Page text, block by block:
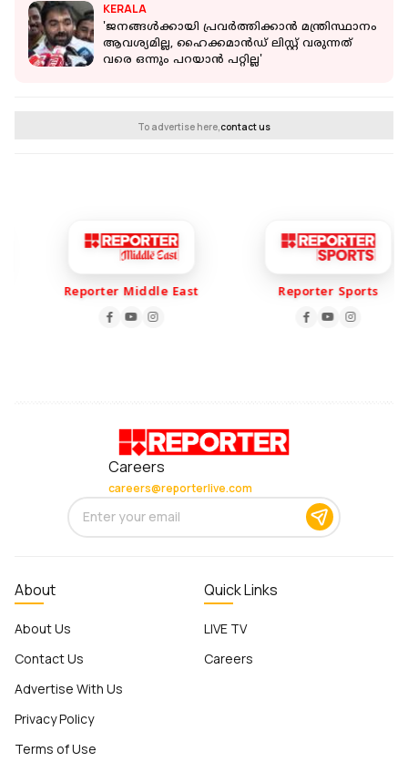
KERALA
'ജനങ്ങൾക്കായി പ്രവർത്തിക്കാൻ മന്ത്രിസ്ഥാനം
ആവശ്യമില്ല, ഹൈക്കമാൻഡ് ലിസ്റ്റ് വരുന്നത്
വരെ ഒന്നും പറയാൻ പറ്റില്ല'
To advertise here,contact us
Reporter Middle East Reporter Sports
Careers
careers@reporterlive.com
About
About Us
Contact Us
Advertise With Us
Privacy Policy
Terms of Use
Quick Links
LIVE TV
Careers